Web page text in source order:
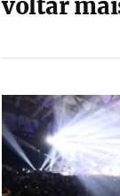
voltar